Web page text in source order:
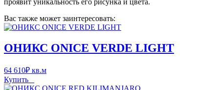
Вас также может заинтересовать:
ОНИКС ONICE VERDE LIGHT
64 610₽ кв.м
Купить